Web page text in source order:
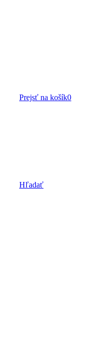
Prejsť na košík0
Hľadať